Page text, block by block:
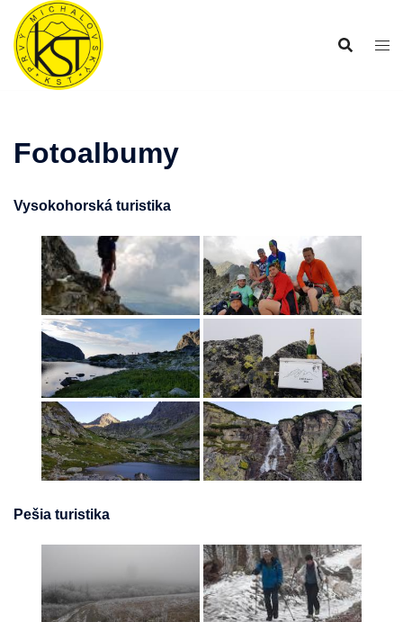
Preskočiť
obsah
Fotoalbumy
Vysokohorská turistika
Pešia turistika